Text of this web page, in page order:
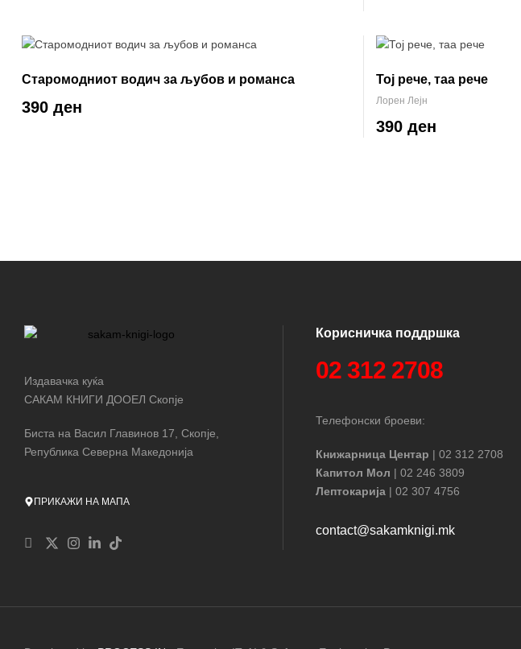
Старомодниот водич за љубов и романса
390 ден
Тој рече, таа рече
Лорен Лејн
390 ден
Издавачка куќа
САКАМ КНИГИ ДООЕЛ Скопје
Биста на Васил Главинов 17, Скопје,
Република Северна Македонија
ПРИКАЖИ НА МАПА
Корисничка поддршка
02 312 2708
Телефонски броеви:
Книжарница Центар | 02 312 2708
Капитол Мол | 02 246 3809
Лептокарија | 02 307 4756
contact@sakamknigi.mk